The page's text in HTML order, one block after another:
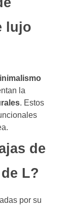
lujo
la
. Estos
de
L?
por su